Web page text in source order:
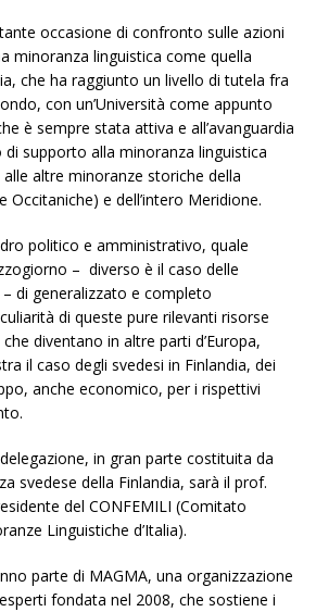
occasione di confronto sulle azioni
minoranza linguistica come quella
che ha raggiunto un livello di tutela fra
con un’Università come appunto
è sempre stata attiva e all’avanguardia
supporto alla minoranza linguistica
altre minoranze storiche della
Occitaniche) e dell’intero Meridione.
politico e amministrativo, quale
– diverso è il caso delle
di generalizzato e completo
di queste pure rilevanti risorse
diventano in altre parti d’Europa,
il caso degli svedesi in Finlandia, dei
anche economico, per i rispettivi
in gran parte costituita da
svedese della Finlandia, sarà il prof.
del CONFEMILI (Comitato
Linguistiche d’Italia).
parte di MAGMA, una organizzazione
fondata nel 2008, che sostiene i